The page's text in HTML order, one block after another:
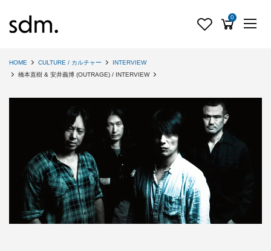
0
HOME CULTURE / カルチャー
INTERVIEW
橋本直樹 & 安井義博 (OUTRAGE) / INTERVIEW